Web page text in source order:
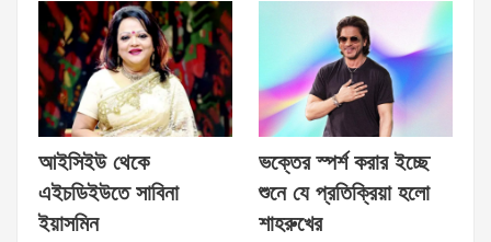
আইসিইউ থেকে
এইচডিইউতে সাবিনা
ইয়াসমিন
ভক্তের স্পর্শ করার ইচ্ছে
শুনে যে প্রতিক্রিয়া হলো
শাহরুখের